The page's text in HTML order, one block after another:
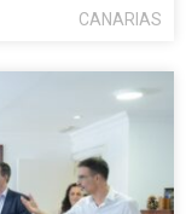
CANARIAS